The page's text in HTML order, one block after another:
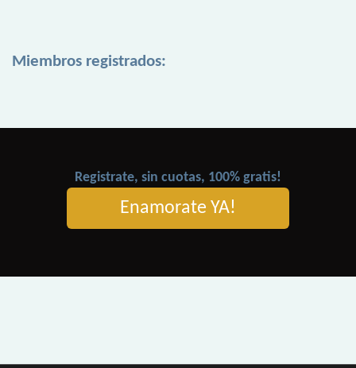
Miembros registrados:
Registrate, sin cuotas, 100% gratis!
Enamorate YA!